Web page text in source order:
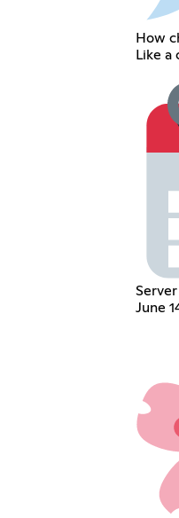
How
Like a
June